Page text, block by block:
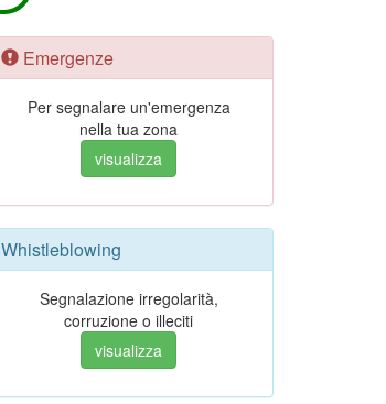
Emergenze
Per segnalare un'emergenza
nella tua zona
visualizza
Whistleblowing
Segnalazione irregolarità,
corruzione o illeciti
visualizza